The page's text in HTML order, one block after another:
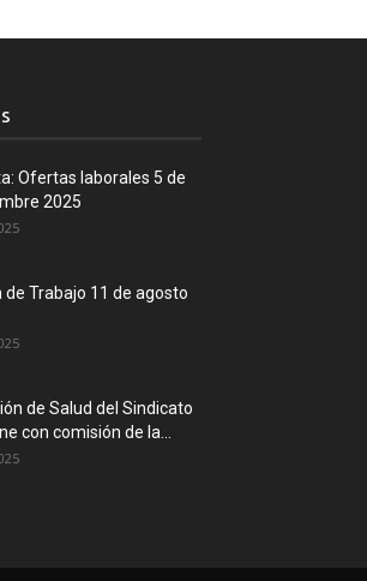
Ofertas laborales 5 de
2025
Trabajo 11 de agosto
de Salud del Sindicato
con comisión de la...